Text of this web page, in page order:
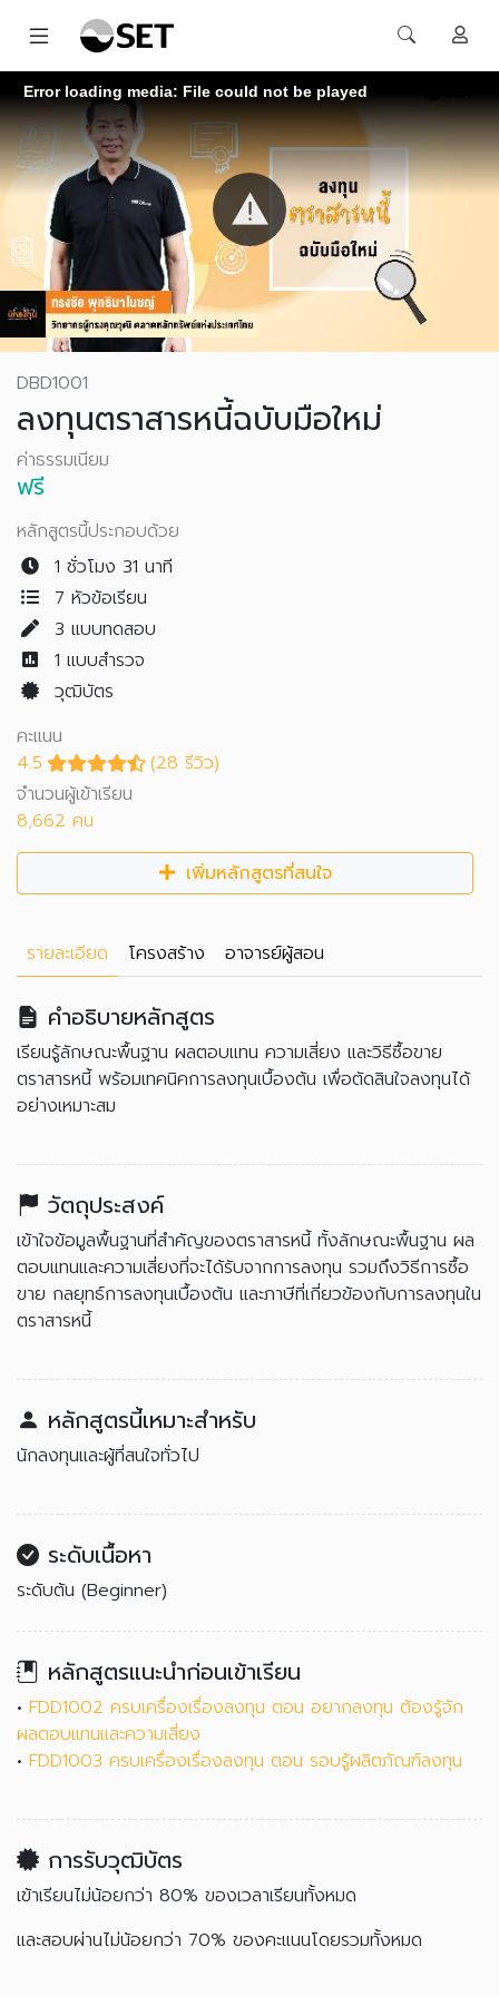
Error loading media: File could not be played
DBD1001
ลงทุนตราสารหนี้ฉบับมือใหม่
ค่าธรรมเนียม
ฟรี
หลักสูตรนี้ประกอบด้วย
1 ชั่วโมง 31 นาที
7 หัวข้อเรียน
3 แบบทดสอบ
1 แบบสำรวจ
วุฒิบัตร
คะแนน
4.5
(28 รีวิว)
จำนวนผู้เข้าเรียน
8,662 คน
เพิ่มหลักสูตรที่สนใจ
รายละเอียด โครงสร้าง อาจารย์ผู้สอน
คำอธิบายหลักสูตร
เรียนรู้ลักษณะพื้นฐาน ผลตอบแทน ความเสี่ยง และวิธีซื้อขาย
ตราสารหนี้ พร้อมเทคนิคการลงทุนเบื้องต้น เพื่อตัดสินใจลงทุนได้
อย่างเหมาะสม
วัตถุประสงค์
เข้าใจข้อมูลพื้นฐานที่สำคัญของตราสารหนี้ ทั้งลักษณะพื้นฐาน ผล
ตอบแทนและความเสี่ยงที่จะได้รับจากการลงทุน รวมถึงวิธีการซื้อ
ขาย กลยุทธ์การลงทุนเบื้องต้น และภาษีที่เกี่ยวข้องกับการลงทุนใน
ตราสารหนี้
หลักสูตรนี้เหมาะสำหรับ
นักลงทุนและผู้ที่สนใจทั่วไป
ระดับเนื้อหา
ระดับต้น (Beginner)
หลักสูตรแนะนำก่อนเข้าเรียน
• FDD1002 ครบเครื่องเรื่องลงทุน ตอน อยากลงทุน ต้องรู้จัก
ผลตอบแทนและความเสี่ยง
• FDD1003 ครบเครื่องเรื่องลงทุน ตอน รอบรู้ผลิตภัณฑ์ลงทุน
การรับวุฒิบัตร
เข้าเรียนไม่น้อยกว่า 80% ของเวลาเรียนทั้งหมด
และสอบผ่านไม่น้อยกว่า 70% ของคะแนนโดยรวมทั้งหมด